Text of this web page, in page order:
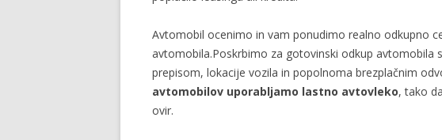
Avtomobil ocenimo in vam ponudimo realno odkupno
avtomobila.Poskrbimo za gotovinski odkup avtomobila
prepisom, lokacije vozila in popolnoma brezplačnim
avtomobilov uporabljamo lastno avtovleko, tako
ovir.